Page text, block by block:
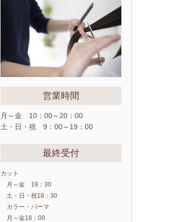
営業時間
月～金 10：00～20：00
土・日・祝 9：00～19：00
最終受付
カット
月～金 19：30
土・日・祝18：30
カラー・パーマ
月～金18：00